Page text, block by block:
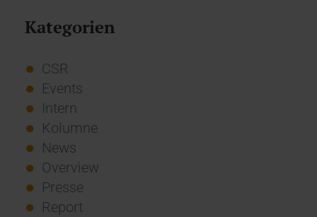
Kategorien
CSR
Events
Intern
Kolumne
News
Overview
Presse
Report